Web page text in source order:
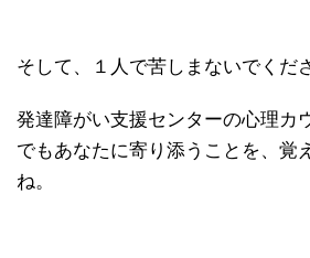
そして、１人で苦しまないでくだ
発達障がい支援センターの心理カ
でもあなたに寄り添うことを、覚
ね。